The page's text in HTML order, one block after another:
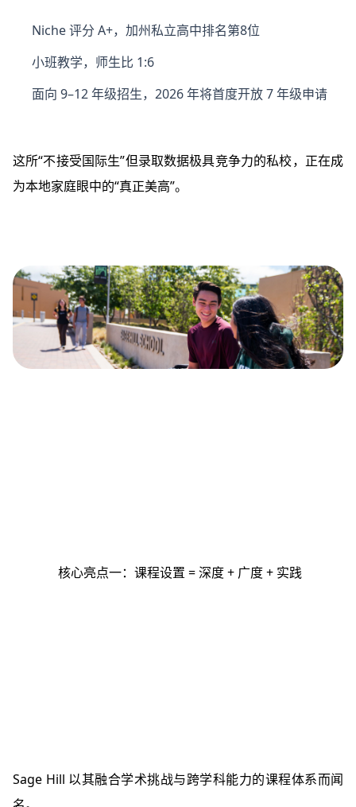
Niche 评分 A+，加州私立高中排名第8位
小班教学，师生比 1:6
面向 9–12 年级招生，2026 年将首度开放 7 年级申请
这所“不接受国际生”但录取数据极具竞争力的私校，正在成
为本地家庭眼中的“真正美高”。
核心亮点一：课程设置 = 深度 + 广度 + 实践
Sage Hill 以其融合学术挑战与跨学科能力的课程体系而闻